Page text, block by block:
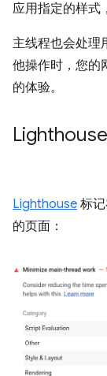
应用指定的样式
主线程也会处理
他操作时，您的
的体验。
Lighthouse 标
的页面：